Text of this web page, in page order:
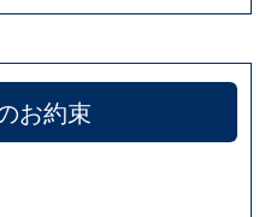
お約束